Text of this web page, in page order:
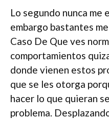
Lo segundo nunca me
embargo bastantes
Caso De Que ves
comportamientos
donde vienen estos
que se les otorga
hacer lo que quieran
problema.